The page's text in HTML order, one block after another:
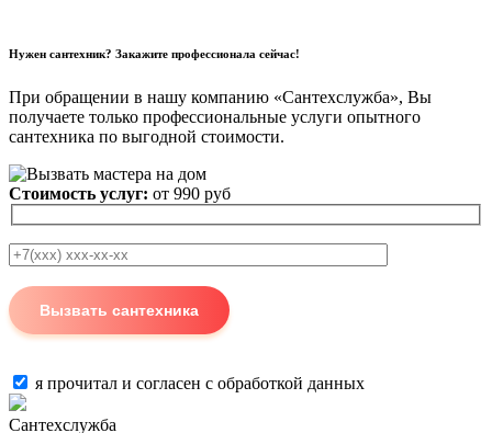
Нужен сантехник? Закажите профессионала сейчас!
При обращении в нашу компанию «Сантехслужба», Вы
получаете только профессиональные услуги опытного
сантехника по выгодной стоимости.
Стоимость услуг: от 990 руб
я прочитал и согласен с обработкой данных
Сантехслужба